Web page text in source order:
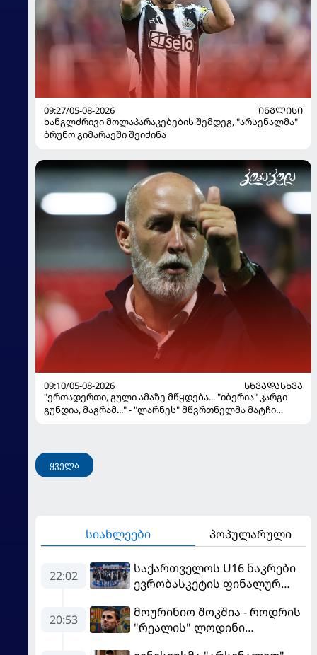
09:27/05-08-2026
ᲘᲜᲒᲚᲘᲡᲘ
ხანგლძრივი მოლაპარაკებების შემდეგ, "არსენალმა"
ბრუნო გიმარაეში შეიძინა
09:10/05-08-2026
ᲡᲮᲕᲐᲓᲐᲡᲮᲕᲐ
"ერთადერთი, გული ამაზე მწყდება... "იბერია" კარგი
გუნდია, მაგრამ..." - "ლარნეს" მწვრთნელმა მატჩი
ყველა
სიახლეები პოპულარული
22:02
საქართველოს U16 ნაკრები
ევრობასკეტის ფინალურ
ასპარეზობას იწყებს
20:53
მოურინიო შოკშია - როდრის
"რეალის" ლოდინი